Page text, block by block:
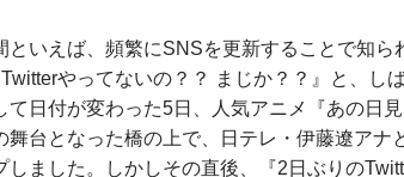
といえば、頻繁にSNSを更新することで知
やってないの？？ まじか？？』と、し
て日付が変わった5日、人気アニメ『あの日
舞台となった橋の上で、日テレ・伊藤遼アナ
しました。しかしその直後、『2日ぶりの